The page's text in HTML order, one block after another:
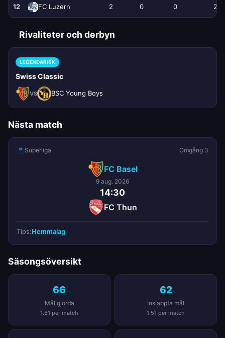
12 FC Luzern 2 0 0 2
Rivaliteter och derbyn
LEGENDARISK
Swiss Classic
VS BSC Young Boys
Nästa match
Superliga Omgång 3
FC Basel
9 aug. 2026
14:30
FC Thun
Tips:Hemmalag
Säsongsöversikt
66
Mål gjorda
1.61 per match
62
Insläppta mål
1.51 per match